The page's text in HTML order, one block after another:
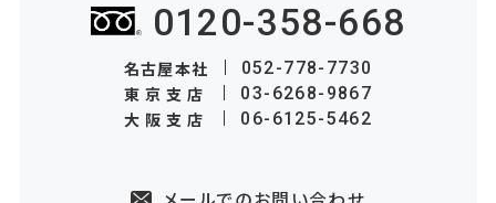
0120-358-668
名古屋本社 052-778-7730
東京支店 03-6268-9867
大阪支店 06-6125-5462